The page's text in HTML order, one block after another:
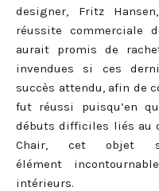
designer, Fritz
réussite commerciale
aurait promis de
invendues si ces
succès attendu, afin de
fut réussi puisqu’en
débuts difficiles liés au
Chair, cet objet
élément incontournable
intérieurs.